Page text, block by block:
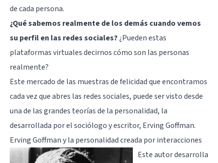
de cada persona.
¿Qué sabemos realmente de los demás cuando vemos
su perfil en las redes sociales?¿Pueden estas
plataformas virtuales decirnos cómo son las personas
realmente?
Este mercado de las muestras de felicidad que encontramos
cada vez que abres las redes sociales, puede ser visto desde
una de las grandes teorías de la personalidad, la
desarrollada por el sociólogo y escritor, Erving Goffman.
Erving Goffman y la personalidad creada por interacciones
Este autor desarrolla